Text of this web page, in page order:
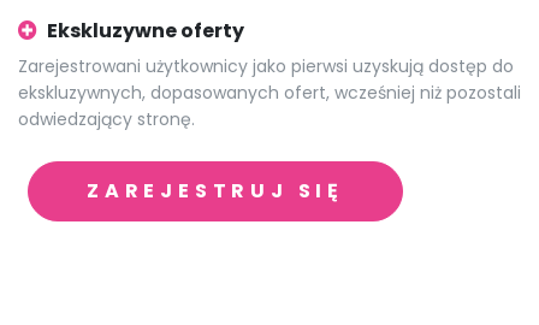
Ekskluzywne oferty
Zarejestrowani użytkownicy jako pierwsi uzyskują dostęp do
ekskluzywnych, dopasowanych ofert, wcześniej niż pozostali
odwiedzający stronę.
ZAREJESTRUJ SIĘ